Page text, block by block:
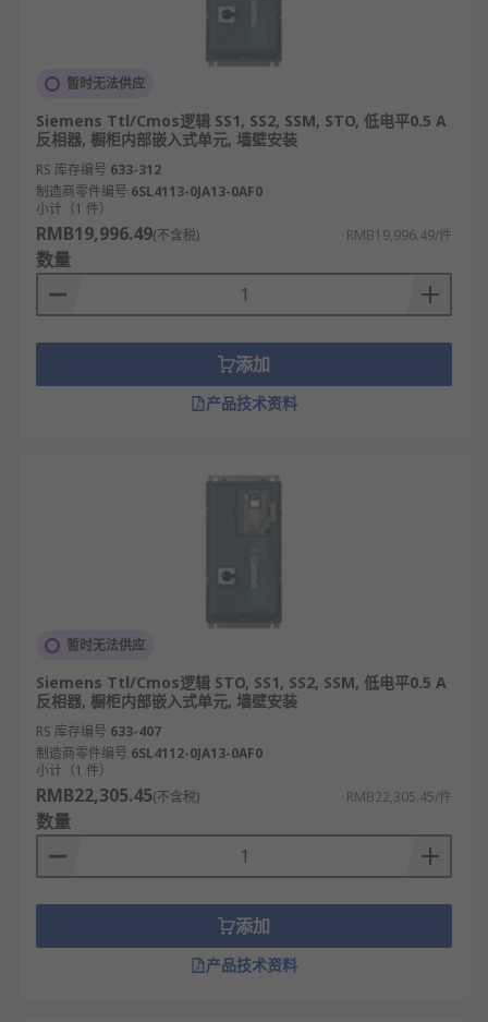
暂时无法供应
Siemens Ttl/Cmos逻辑 SS1, SS2, SSM, STO, 低电平0.5 A
反相器, 橱柜内部嵌入式单元, 墙壁安装
RS 库存编号 633-312
制造商零件编号 6SL4113-0JA13-0AF0
小计（1 件）
RMB19,996.49(不含税) RMB19,996.49/件
数量
添加
产品技术资料
暂时无法供应
Siemens Ttl/Cmos逻辑 STO, SS1, SS2, SSM, 低电平0.5 A
反相器, 橱柜内部嵌入式单元, 墙壁安装
RS 库存编号 633-407
制造商零件编号 6SL4112-0JA13-0AF0
小计（1 件）
RMB22,305.45(不含税) RMB22,305.45/件
数量
添加
产品技术资料